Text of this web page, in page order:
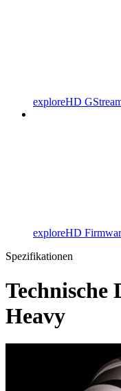
exploreHD
exploreHD
Spezifikationen
Technische
Heavy